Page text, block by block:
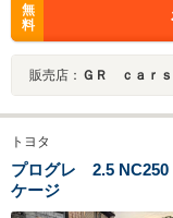
無
料
販売店： ＧＲ ｃａｒｓ
トヨタ
プログレ 2.5 NC250
ケージ